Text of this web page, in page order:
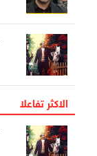
الاکثر تفاعلا